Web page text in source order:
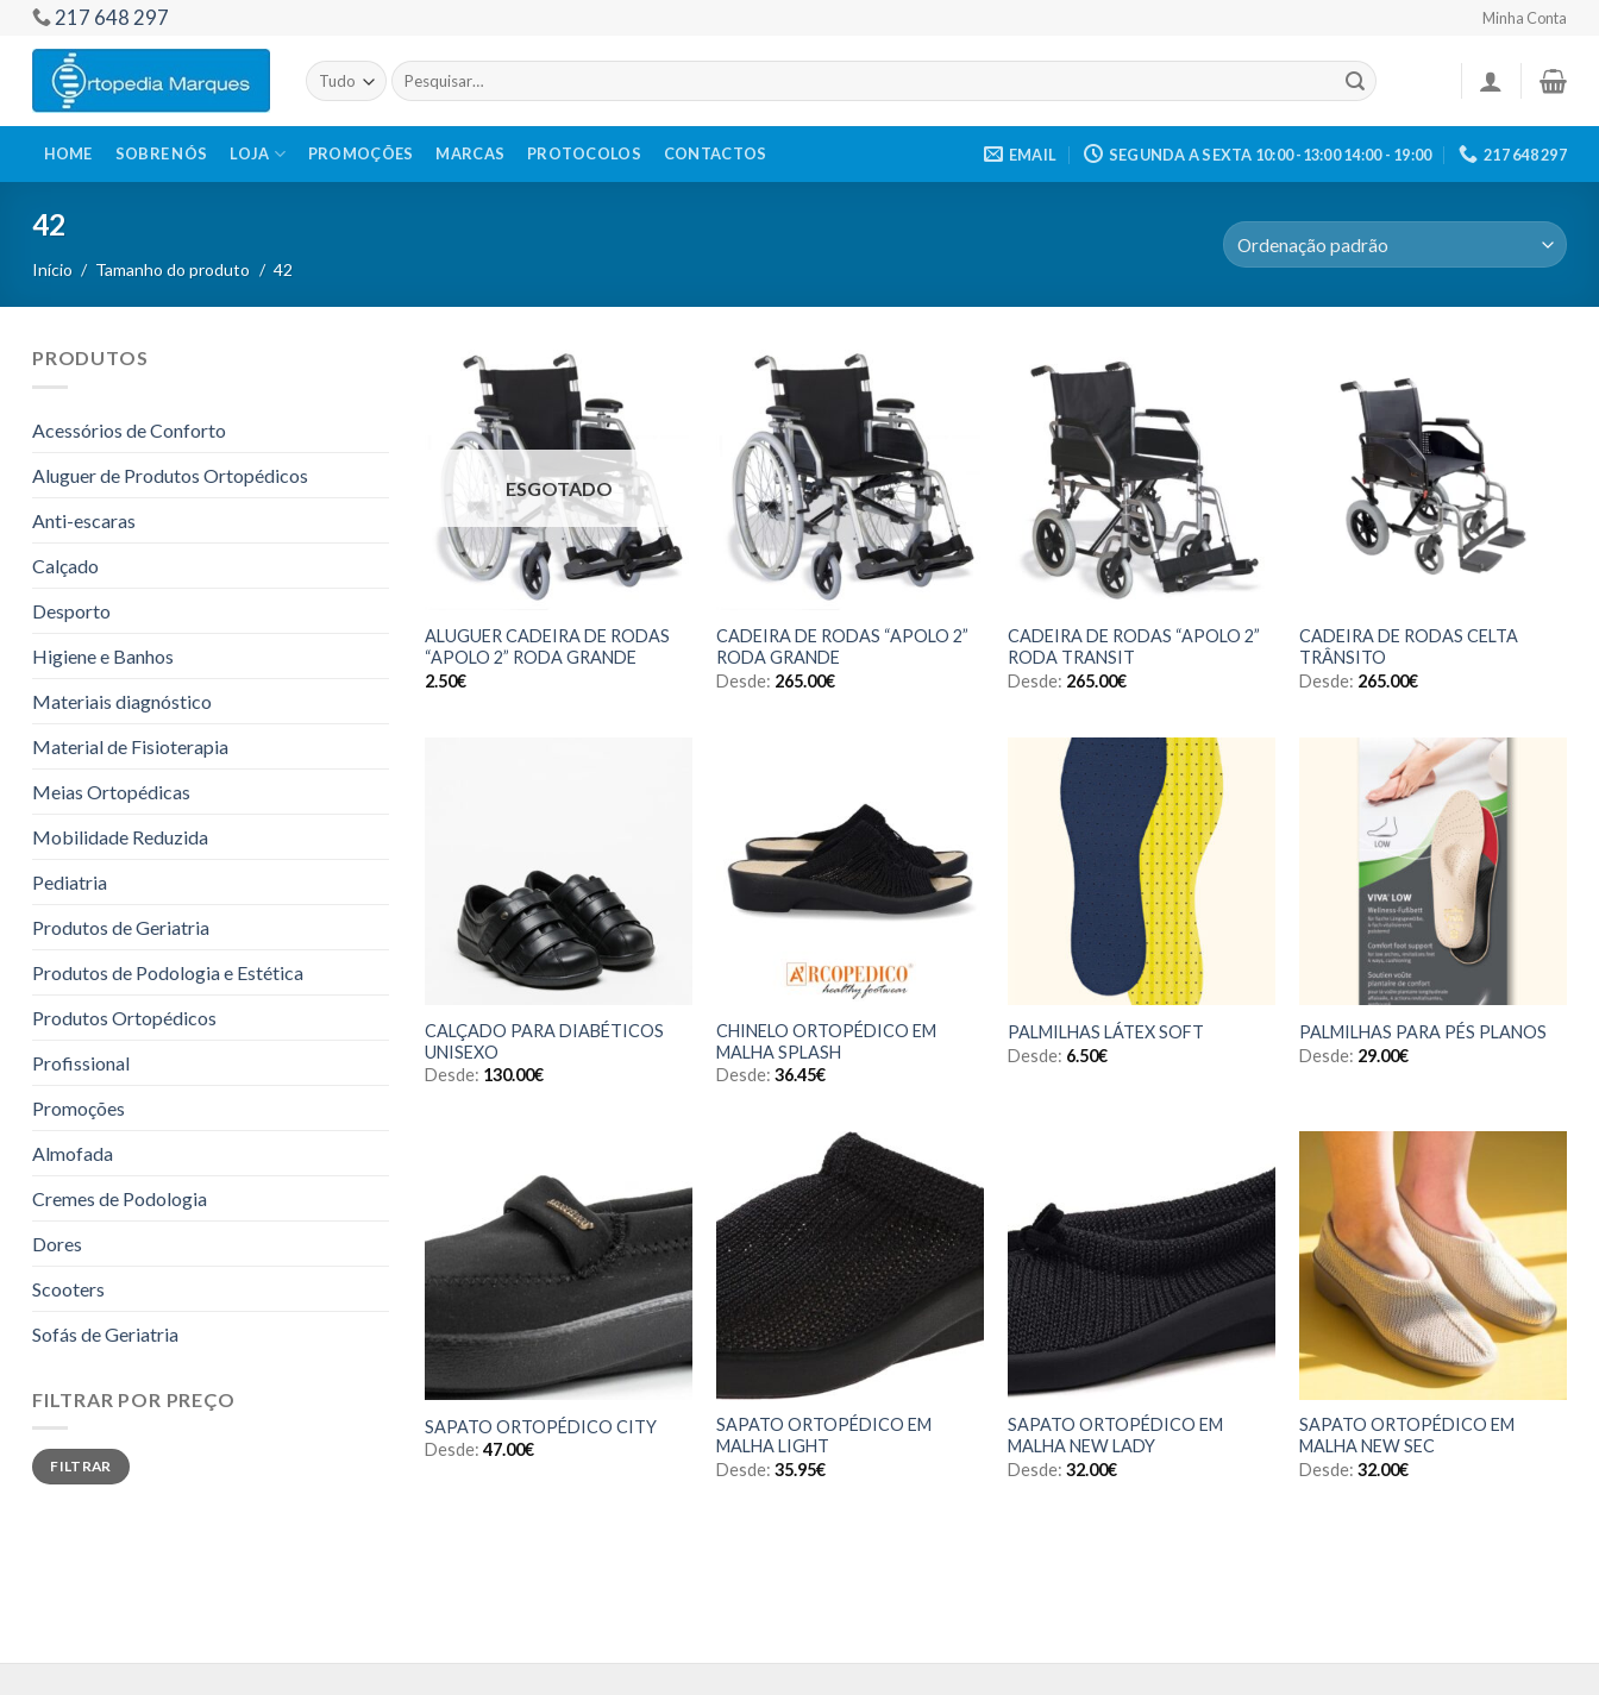
Skip
content
217 648 297 Minha Conta
Pesquisar
por:
HOME SOBRE NÓS LOJA PROMOÇÕES MARCAS PROTOCOLOS CONTACTOS EMAIL SEGUNDA A SEXTA 10:00 -13:00 14:00 - 19:00 217 648 297
42
Início / Tamanho do produto / 42
PRODUTOS
Acessórios de Conforto
Aluguer de Produtos Ortopédicos
Anti-escaras
Calçado
Desporto
Higiene e Banhos
Materiais diagnóstico
Material de Fisioterapia
Meias Ortopédicas
Mobilidade Reduzida
Pediatria
Produtos de Geriatria
Produtos de Podologia e Estética
Produtos Ortopédicos
Profissional
Promoções
Almofada
Cremes de Podologia
Dores
Scooters
Sofás de Geriatria
FILTRAR POR PREÇO
Preço
mínimo
Preço
máximo
FILTRAR
ESGOTADO
ALUGUER CADEIRA DE RODAS
“APOLO 2” RODA GRANDE
2.50€
CADEIRA DE RODAS “APOLO 2”
RODA GRANDE
Desde: 265.00€
CADEIRA DE RODAS “APOLO 2”
RODA TRANSIT
Desde: 265.00€
CADEIRA DE RODAS CELTA
TRÂNSITO
Desde: 265.00€
CALÇADO PARA DIABÉTICOS
UNISEXO
Desde: 130.00€
CHINELO ORTOPÉDICO EM
MALHA SPLASH
Desde: 36.45€
PALMILHAS LÁTEX SOFT
Desde: 6.50€
PALMILHAS PARA PÉS PLANOS
Desde: 29.00€
SAPATO ORTOPÉDICO CITY
Desde: 47.00€
SAPATO ORTOPÉDICO EM
MALHA LIGHT
Desde: 35.95€
SAPATO ORTOPÉDICO EM
MALHA NEW LADY
Desde: 32.00€
SAPATO ORTOPÉDICO EM
MALHA NEW SEC
Desde: 32.00€